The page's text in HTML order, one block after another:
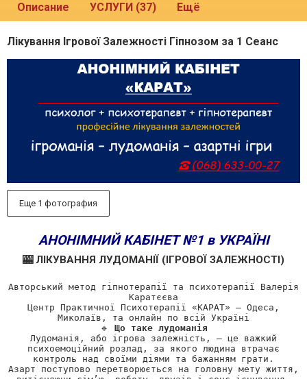
Описание УСЛУГИ (37) Ещё
Лікування Ігрової Залежності Гіпнозом за 1 Сеанс
Еще 1 фотография
АНОНІМНИЙ КАБІНЕТ №1 в УКРАЇНІ
🎰 ЛІКУВАННЯ ЛУДОМАНІЇ (ІГРОВОЇ ЗАЛЕЖНОСТІ)
Авторський метод гіпнотерапії та психотерапії Валерія
Каратєєва
Центр Практичної Психотерапії «КАРАТ» — Одеса,
Миколаїв, та онлайн по всій Україні
🔹
Що таке лудоманія
Лудоманія, або ігрова залежність, — це важкий
психоемоційний розлад, за якого людина втрачає
контроль над своїми діями та бажанням грати.
Азарт поступово перетворюється на головну мету життя,